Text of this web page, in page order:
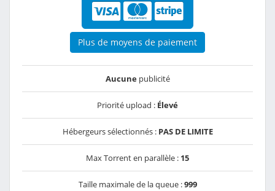
Plus de moyens de paiement
Aucunepublicité
Priorité upload : Élevé
Hébergeurs sélectionnés : PAS DE LIMITE
Max Torrent en parallèle : 15
Taille maximale de la queue :999